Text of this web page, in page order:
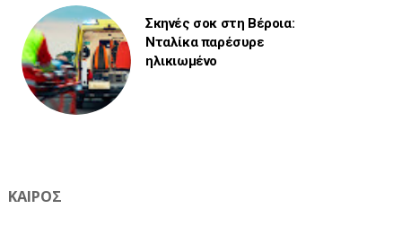
Σκηνές σοκ στη Βέροια:
Νταλίκα παρέσυρε
ηλικιωμένο
ΚΑΙΡΟΣ